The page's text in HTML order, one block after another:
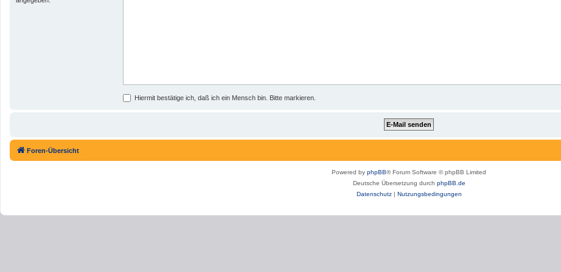
Hiermit bestätige ich, daß ich ein Mensch bin. Bitte markieren.
Foren-Übersicht
Powered by phpBB® Forum Software © phpBB Limited
Deutsche Übersetzung durch phpBB.de
Datenschutz| Nutzungsbedingungen